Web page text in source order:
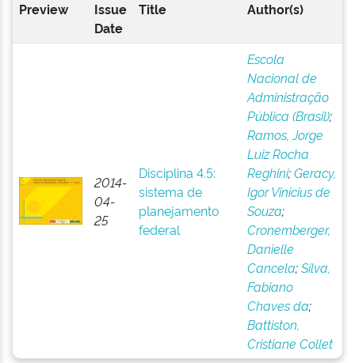
Preview
Issue
Date
Title Author(s)
2014-
04-
25
Disciplina 4.5:
sistema de
planejamento
federal
Escola
Nacional de
Administração
Pública (Brasil);
Ramos, Jorge
Luiz Rocha
Reghini;Geracy,
Igor Vinicius de
Souza;
Cronemberger,
Danielle
Cancela;Silva,
Fabiano
Chaves da;
Battiston,
Cristiane Collet